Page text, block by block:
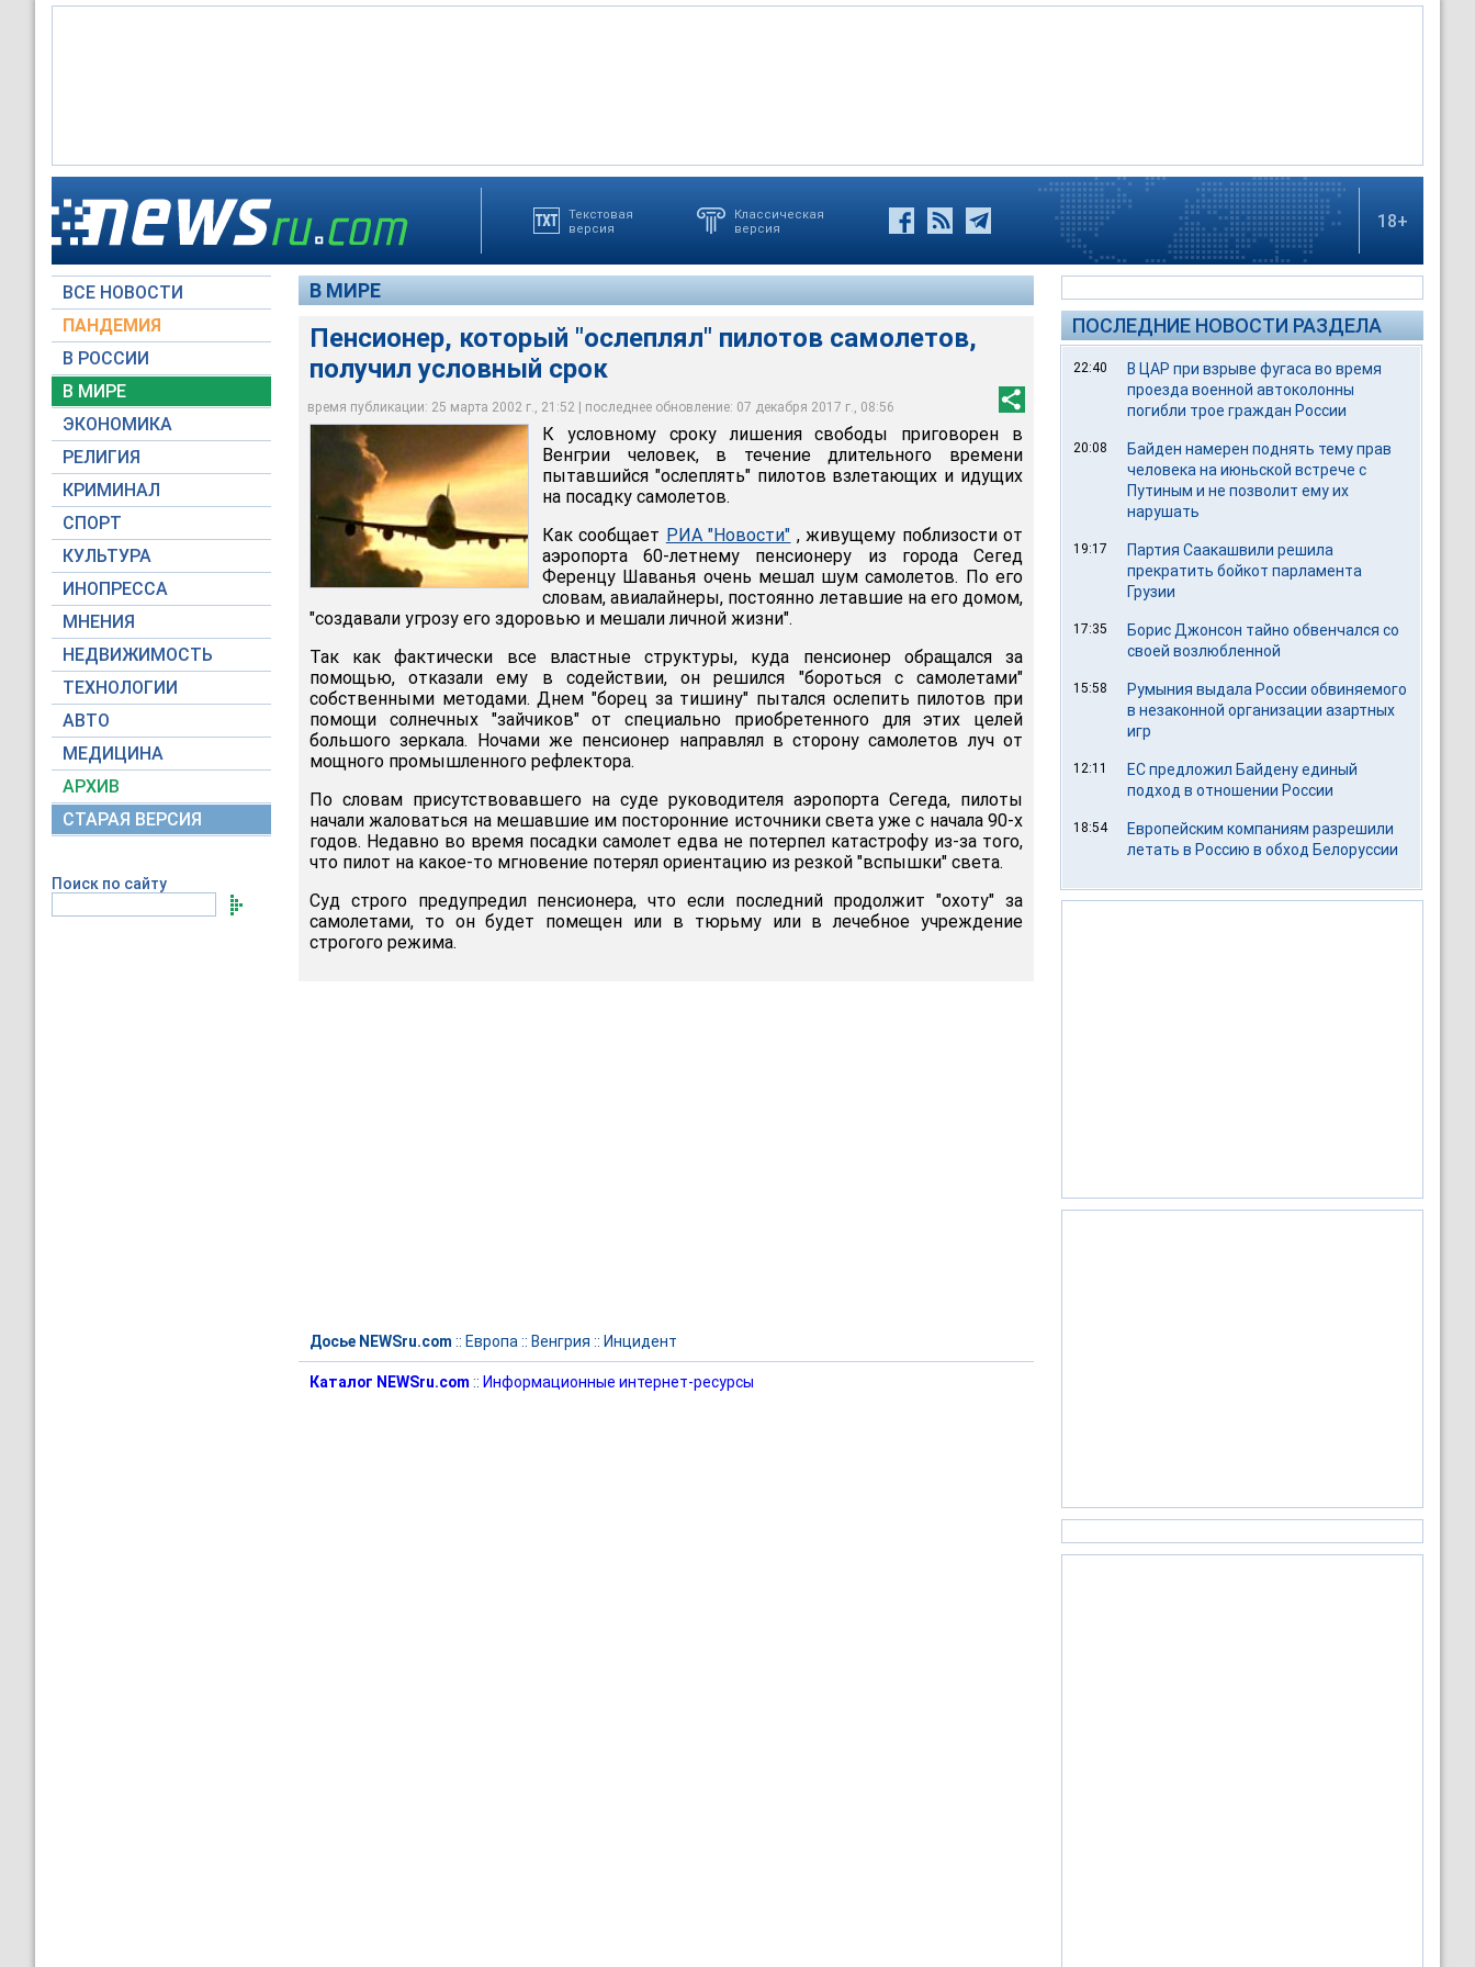
Текстовая
версия
Классическая
версия
18+
ВСЕ НОВОСТИ
ПАНДЕМИЯ
В РОССИИ
В МИРЕ
ЭКОНОМИКА
РЕЛИГИЯ
КРИМИНАЛ
СПОРТ
КУЛЬТУРА
ИНОПРЕССА
МНЕНИЯ
НЕДВИЖИМОСТЬ
ТЕХНОЛОГИИ
АВТО
МЕДИЦИНА
АРХИВ
СТАРАЯ ВЕРСИЯ
Поиск по сайту
В МИРЕ
Пенсионер, который "ослеплял" пилотов самолетов,
получил условный срок
время публикации: 25 марта 2002 г., 21:52 | последнее обновление: 07 декабря 2017 г., 08:56
Архив NTVRU.com
К условному сроку лишения свободы приговорен в
Венгрии человек, в течение длительного времени
пытавшийся "ослеплять" пилотов взлетающих и идущих
на посадку самолетов.
Как сообщает РИА "Новости" , живущему поблизости от
аэропорта 60-летнему пенсионеру из города Сегед
Ференцу Шаванья очень мешал шум самолетов. По его
словам, авиалайнеры, постоянно летавшие на его домом,
"создавали угрозу его здоровью и мешали личной жизни".
Так как фактически все властные структуры, куда пенсионер обращался за
помощью, отказали ему в содействии, он решился "бороться с самолетами"
собственными методами. Днем "борец за тишину" пытался ослепить пилотов при
помощи солнечных "зайчиков" от специально приобретенного для этих целей
большого зеркала. Ночами же пенсионер направлял в сторону самолетов луч от
мощного промышленного рефлектора.
По словам присутствовавшего на суде руководителя аэропорта Сегеда, пилоты
начали жаловаться на мешавшие им посторонние источники света уже с начала 90-х
годов. Недавно во время посадки самолет едва не потерпел катастрофу из-за того,
что пилот на какое-то мгновение потерял ориентацию из резкой "вспышки" света.
Суд строго предупредил пенсионера, что если последний продолжит "охоту" за
самолетами, то он будет помещен или в тюрьму или в лечебное учреждение
строгого режима.
Досье NEWSru.com :: Европа :: Венгрия :: Инцидент
Каталог NEWSru.com :: Информационные интернет-ресурсы
ПОСЛЕДНИЕ НОВОСТИ РАЗДЕЛА
22:40
В ЦАР при взрыве фугаса во время
проезда военной автоколонны
погибли трое граждан России
20:08
Байден намерен поднять тему прав
человека на июньской встрече с
Путиным и не позволит ему их
нарушать
19:17
Партия Саакашвили решила
прекратить бойкот парламента
Грузии
17:35
Борис Джонсон тайно обвенчался со
своей возлюбленной
15:58
Румыния выдала России обвиняемого
в незаконной организации азартных
игр
12:11
ЕС предложил Байдену единый
подход в отношении России
18:54
Европейским компаниям разрешили
летать в Россию в обход Белоруссии